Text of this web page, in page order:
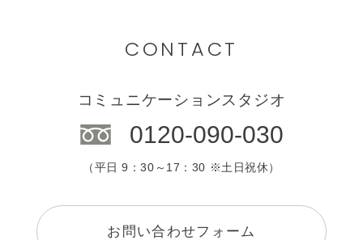
CONTACT
コミュニケーションスタジオ
0120-090-030
（平日 9：30～17：30 ※土日祝休）
お問い合わせフォーム